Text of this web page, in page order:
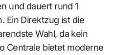
und dauert rund 1
Ein Direktzug ist die
Wahl, da kein
Centrale bietet moderne